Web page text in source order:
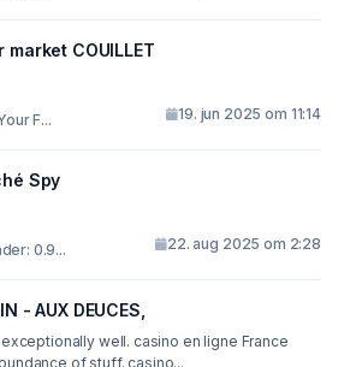
COUILLET
F... 19. jun 2025 om 11:14
Spy
0.9... 22. aug 2025 om 2:28
- AUX DEUCES,
well. casino en ligne France
of stuff. casino...